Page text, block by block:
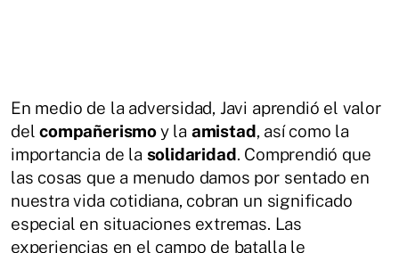
En medio de la adversidad, Javi aprendió el valor
delcompañerismoy la amistad, así como la
importancia de la solidaridad. Comprendió que
las cosas que a menudo damos por sentado en
nuestra vida cotidiana, cobran un significado
especial en situaciones extremas. Las
experiencias en el campo de batalla le